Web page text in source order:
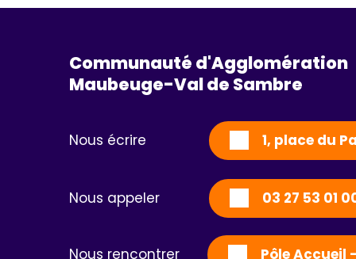
Communauté d'Agglomération
Maubeuge-Val de Sambre
Nous écrire 1, place du
Nous appeler 03 27 53 01
Nous rencontrer Pôle Accueil